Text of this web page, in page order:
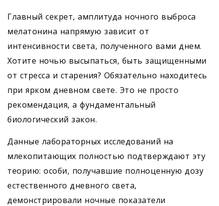
Главный секрет, амплитуда ночного выброса
мелатонина напрямую зависит от
интенсивности света, полученного вами днем.
Хотите ночью высыпаться, быть защищенными
от стресса и старения? Обязательно находитесь
при ярком дневном свете. Это не просто
рекомендация, а фундаментальный
биологический закон.
Данные лабораторных исследований на
млекопитающих полностью подтверждают эту
теорию: особи, получавшие полноценную дозу
естественного дневного света,
демонстрировали ночные показатели